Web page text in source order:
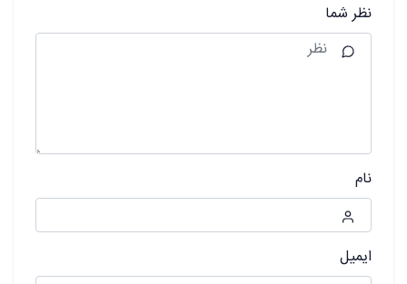
نظر شما
نام
ایمیل